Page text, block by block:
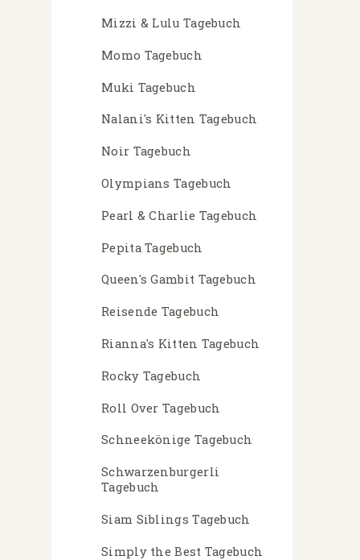
Mizzi & Lulu Tagebuch
Momo Tagebuch
Muki Tagebuch
Nalani's Kitten Tagebuch
Noir Tagebuch
Olympians Tagebuch
Pearl & Charlie Tagebuch
Pepita Tagebuch
Queen's Gambit Tagebuch
Reisende Tagebuch
Rianna's Kitten Tagebuch
Rocky Tagebuch
Roll Over Tagebuch
Schneekönige Tagebuch
Schwarzenburgerli
Tagebuch
Siam Siblings Tagebuch
Simply the Best Tagebuch